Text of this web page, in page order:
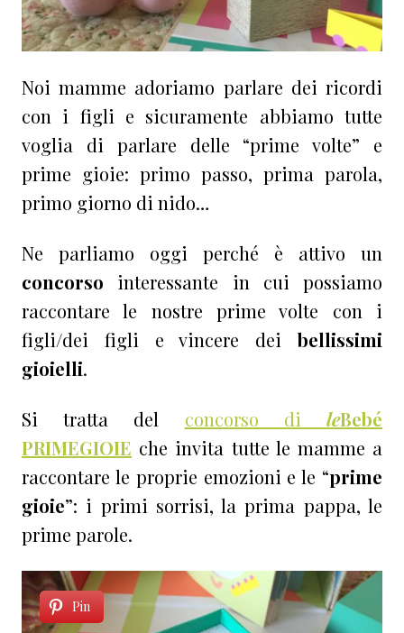
Noi mamme adoriamo parlare dei ricordi
con i figli e sicuramente abbiamo tutte
voglia di parlare delle “prime volte” e
prime gioie: primo passo, prima parola,
primo giorno di nido…
Ne parliamo oggi perché è attivo un
concorso interessante in cui possiamo
raccontare le nostre prime volte con i
figli/dei figli e vincere dei bellissimi
gioielli.
Si tratta del concorso dileBebé
PRIMEGIOIE che invita tutte le mamme a
raccontare le proprie emozioni e le “prime
gioie”: i primi sorrisi, la prima pappa, le
prime parole.
Pin